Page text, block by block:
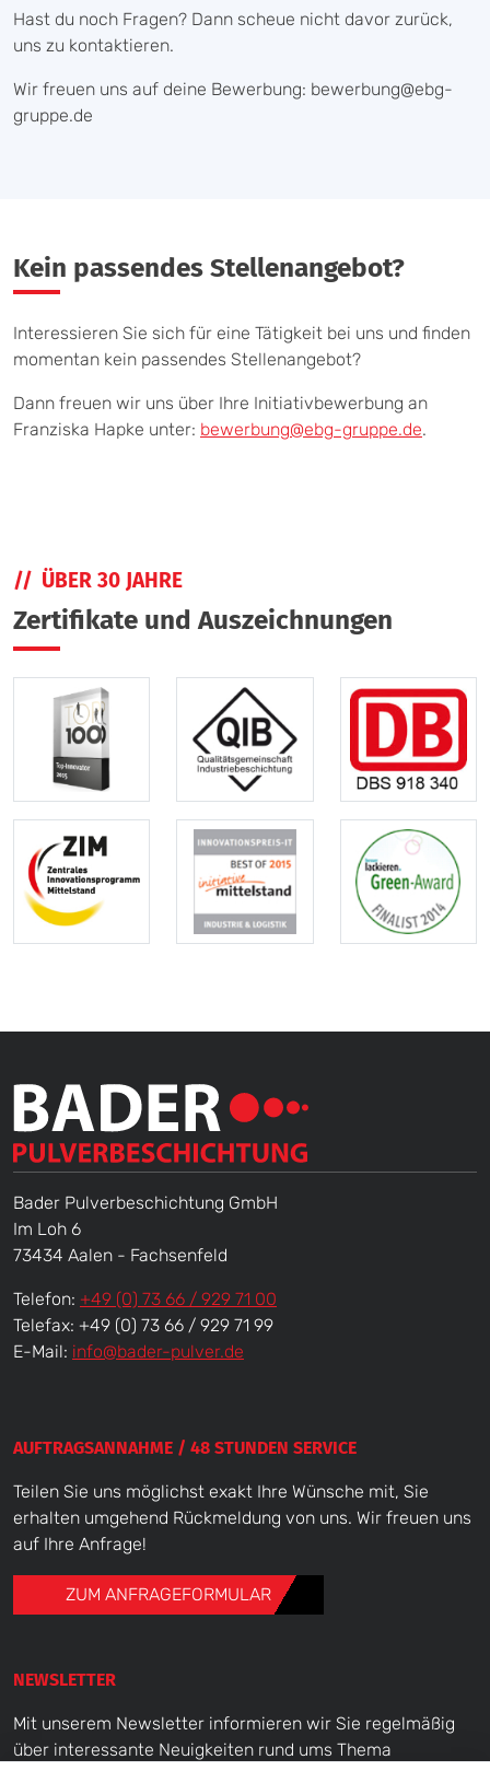
Hast du noch Fragen? Dann scheue nicht davor zurück,
uns zu kontaktieren.
Wir freuen uns auf deine Bewerbung: bewerbung@ebg-
gruppe.de
Kein passendes Stellenangebot?
Interessieren Sie sich für eine Tätigkeit bei uns und finden
momentan kein passendes Stellenangebot?
Dann freuen wir uns über Ihre Initiativbewerbung an
Franziska Hapke unter: bewerbung@ebg-gruppe.de.
ÜBER 30 JAHRE
Zertifikate und Auszeichnungen
Bader Pulverbeschichtung GmbH
Im Loh 6
73434 Aalen - Fachsenfeld
Telefon: +49 (0) 73 66 / 929 71 00
Telefax: +49 (0) 73 66 / 929 71 99
E-Mail: info@bader-pulver.de
AUFTRAGSANNAHME / 48 STUNDEN SERVICE
Teilen Sie uns möglichst exakt Ihre Wünsche mit, Sie
erhalten umgehend Rückmeldung von uns. Wir freuen uns
auf Ihre Anfrage!
ZUM ANFRAGEFORMULAR
NEWSLETTER
Mit unserem Newsletter informieren wir Sie regelmäßig
über interessante Neuigkeiten rund ums Thema